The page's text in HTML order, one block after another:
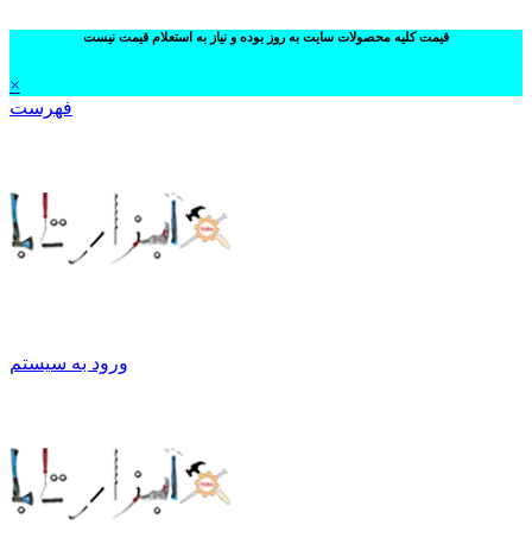
قیمت کلیه محصولات سایت به روز بوده و نیاز به استعلام قیمت نیست
×
فهرست
ورود به سیستم